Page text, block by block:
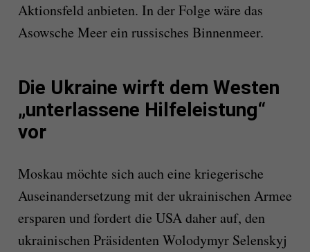
Aktionsfeld anbieten. In der Folge wäre das
Asowsche Meer ein russisches Binnenmeer.
Die Ukraine wirft dem Westen
„unterlassene Hilfeleistung“
vor
Moskau möchte sich auch eine kriegerische
Auseinandersetzung mit der ukrainischen Armee
ersparen und fordert die USA daher auf, den
ukrainischen Präsidenten Wolodymyr Selenskyj